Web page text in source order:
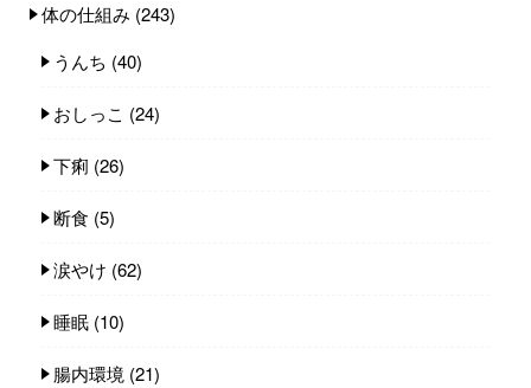
体の仕組み (243)
うんち (40)
おしっこ (24)
下痢 (26)
断食 (5)
涙やけ (62)
睡眠 (10)
腸内環境 (21)